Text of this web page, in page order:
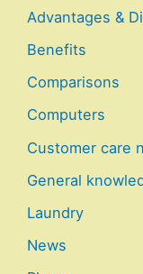
Advantages &
Benefits
Comparisons
Computers
Customer care
General
Laundry
News